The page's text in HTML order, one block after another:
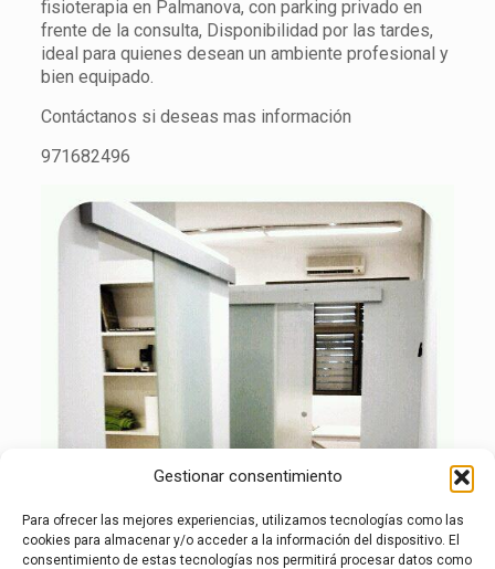
Gestionar consentimiento
Para ofrecer las mejores experiencias, utilizamos tecnologías como las
cookies para almacenar y/o acceder a la información del dispositivo. El
consentimiento de estas tecnologías nos permitirá procesar datos como
fisioterapia en Palmanova, con parking privado en
frente de la consulta, Disponibilidad por las tardes,
ideal para quienes desean un ambiente profesional y
bien equipado.
Contáctanos si deseas mas información
971682496